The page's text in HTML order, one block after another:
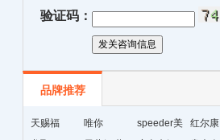
验证码：
品牌推荐
天赐福 唯你
speeder美
红尔康